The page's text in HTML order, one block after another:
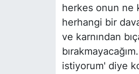
herkes onun ne
herhangi bir
ve karnından
istiyorum' diye